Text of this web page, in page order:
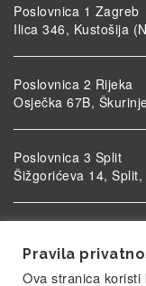
Poslovnica 1 Zagreb
Ilica 346, Kustošija
Poslovnica 2 Rijeka
Osječka 67B,
Poslovnica 3 Split
Šižgorićeva 14, Split,
Ulica kardinala
Pravila
Ova stranica